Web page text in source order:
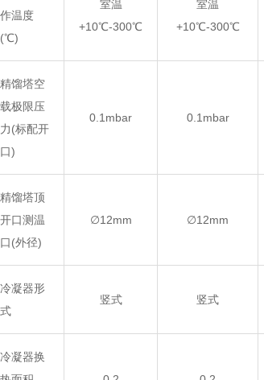
作温度
(℃)
室温
+10℃-300℃
室温
+10℃-300℃
精馏塔空
载极限压
力(标配开
口)
0.1mbar 0.1mbar
精馏塔顶
开口测温
口(外径)
∅12mm ∅12mm
冷凝器形
式
竖式 竖式
冷凝器换